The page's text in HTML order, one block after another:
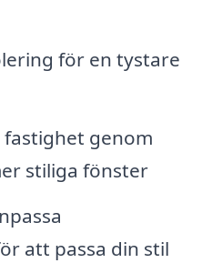
för en tystare
genom
stiliga fönster
att passa din stil